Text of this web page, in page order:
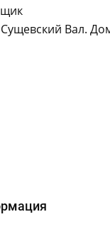
Вал.